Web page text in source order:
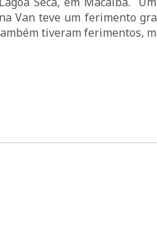
Van teve um ferimento
tiveram ferimentos,